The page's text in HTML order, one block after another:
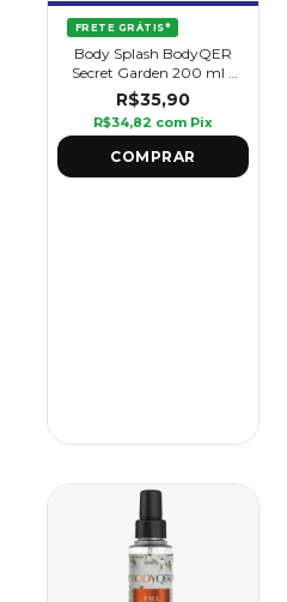
FRETE GRÁTIS*
Body Splash BodyQER
Secret Garden 200 ml -
Griffus
R$35,90
R$34,82 com Pix